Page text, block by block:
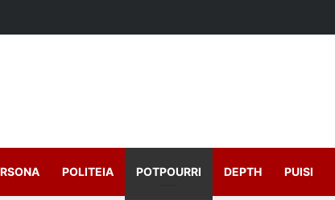
POLITEIA POTPOURRI DEPTH PUISI